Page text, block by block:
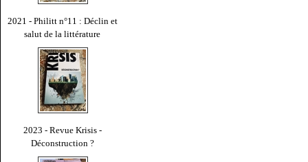
2021 - Philitt n°11 : Déclin et
salut de la littérature
2023 - Revue Krisis -
Déconstruction ?